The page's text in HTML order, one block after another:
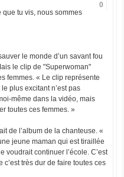
0
que tu vis, nous sommes
le monde d’un savant fou
le clip de "Superwoman"
femmes. « Le clip représente
plus excitant n’est pas
même dans la vidéo, mais
toutes ces femmes. »
de l’album de la chanteuse. «
jeune maman qui est tiraillée
voudrait continuer l’école. C’est
très dur de faire toutes ces